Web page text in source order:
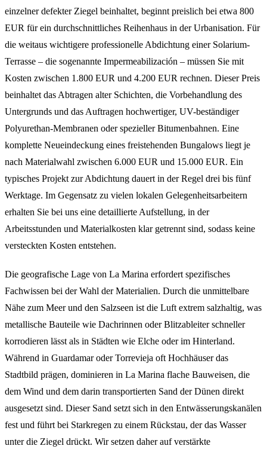
einzelner defekter Ziegel beinhaltet, beginnt preislich bei etwa 800
EUR für ein durchschnittliches Reihenhaus in der Urbanisation. Für
die weitaus wichtigere professionelle Abdichtung einer Solarium-
Terrasse – die sogenannte Impermeabilización – müssen Sie mit
Kosten zwischen 1.800 EUR und 4.200 EUR rechnen. Dieser Preis
beinhaltet das Abtragen alter Schichten, die Vorbehandlung des
Untergrunds und das Auftragen hochwertiger, UV-beständiger
Polyurethan-Membranen oder spezieller Bitumenbahnen. Eine
komplette Neueindeckung eines freistehenden Bungalows liegt je
nach Materialwahl zwischen 6.000 EUR und 15.000 EUR. Ein
typisches Projekt zur Abdichtung dauert in der Regel drei bis fünf
Werktage. Im Gegensatz zu vielen lokalen Gelegenheitsarbeitern
erhalten Sie bei uns eine detaillierte Aufstellung, in der
Arbeitsstunden und Materialkosten klar getrennt sind, sodass keine
versteckten Kosten entstehen.
Die geografische Lage von La Marina erfordert spezifisches
Fachwissen bei der Wahl der Materialien. Durch die unmittelbare
Nähe zum Meer und den Salzseen ist die Luft extrem salzhaltig, was
metallische Bauteile wie Dachrinnen oder Blitzableiter schneller
korrodieren lässt als in Städten wie Elche oder im Hinterland.
Während in Guardamar oder Torrevieja oft Hochhäuser das
Stadtbild prägen, dominieren in La Marina flache Bauweisen, die
dem Wind und dem darin transportierten Sand der Dünen direkt
ausgesetzt sind. Dieser Sand setzt sich in den Entwässerungskanälen
fest und führt bei Starkregen zu einem Rückstau, der das Wasser
unter die Ziegel drückt. Wir setzen daher auf verstärkte